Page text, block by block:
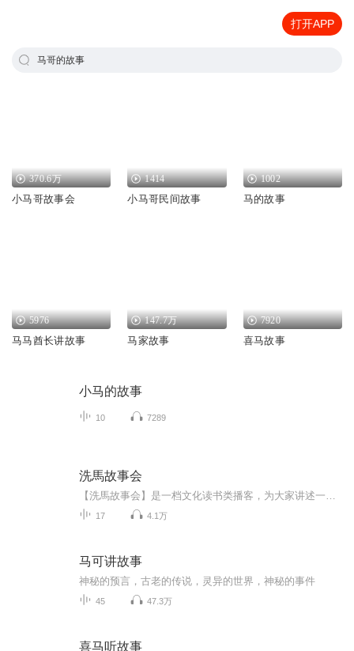
打开APP
马哥的故事
370.6万
小马哥故事会
1414
小马哥民间故事
1002
马的故事
5976
马马酋长讲故事
147.7万
马家故事
7920
喜马故事
小马的故事
10 7289
洗馬故事会
17 4.1万
马可讲故事
神秘的预言，古老的传说，灵异的世界，神秘的事件
45 47.3万
喜马听故事